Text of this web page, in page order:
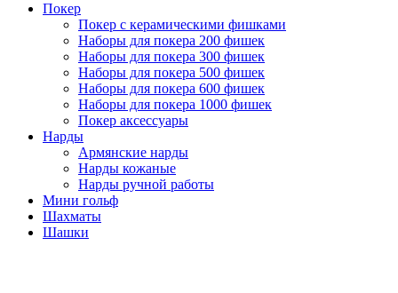
Покер
Покер с керамическими фишками
Наборы для покера 200 фишек
Наборы для покера 300 фишек
Наборы для покера 500 фишек
Наборы для покера 600 фишек
Наборы для покера 1000 фишек
Покер аксессуары
Нарды
Армянские нарды
Нарды кожаные
Нарды ручной работы
Мини гольф
Шахматы
Шашки